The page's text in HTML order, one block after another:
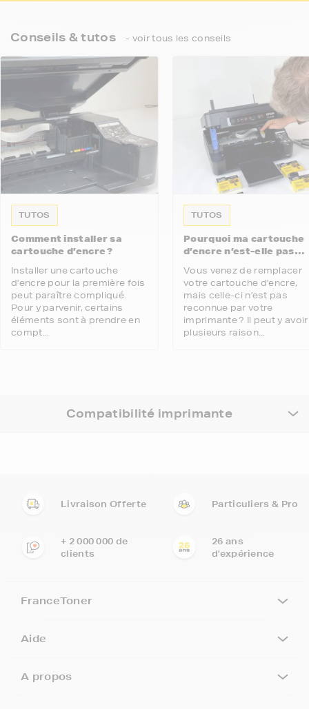
Conseils & tutos - voir tous les conseils
TUTOS
Comment installer sa
cartouche d’encre ?
Installer une cartouche
d’encre pour la première fois
peut paraître compliqué.
Pour y parvenir, certains
éléments sont à prendre en
compt...
TUTOS
Pourquoi ma cartouche
d’encre n’est-elle pas
imprimante ?
Vous venez de remplacer
votre cartouche d’encre,
mais celle-ci n’est pas
reconnue par votre
imprimante ? Il peut y avoir
plusieurs raison...
Compatibilité imprimante
Livraison Offerte Particuliers & Pro
+ 2 000 000 de
clients
26 ans
d'expérience
FranceToner
Aide
A propos